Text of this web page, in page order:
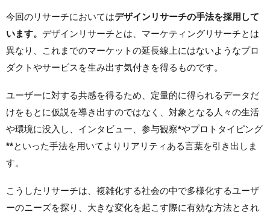
今回のリサーチにおいてはデザインリサーチの手法を採用して
います。 デザインリサーチとは、マーケティングリサーチとは
異なり、これまでのマーケットの延長線上にはないようなプロ
ダクトやサービスを生み出す気付きを得るものです。
ユーザーに対する共感を得るため、定量的に得られるデータだ
けをもとに仮説を導き出すのではなく、対象となる人々の生活
や環境に没入し、インタビュー、参与観察*やプロトタイピング
**といった手法を用いてよりリアリティある言葉を引き出しま
す。
こうしたリサーチは、複雑化する社会の中で多様化するユーザ
ーのニーズを探り、大きな変化を起こす際に有効な方法とされ